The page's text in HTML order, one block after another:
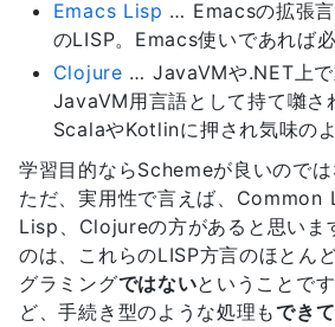
Emacs Lisp … Emacsの拡張
のLISP。Emacs使いであれば必
Clojure … JavaVMや.NET上で
JavaVM用言語として持て囃さ
ScalaやKotlinに押され気味の
学習目的ならSchemeが良いのでは
ただ、実用性で言えば、Common
Lisp、Clojureの方があると思いま
のは、これらのLISP方言のほとん
グラミングではないということで
ど、手続き型のような処理もでき